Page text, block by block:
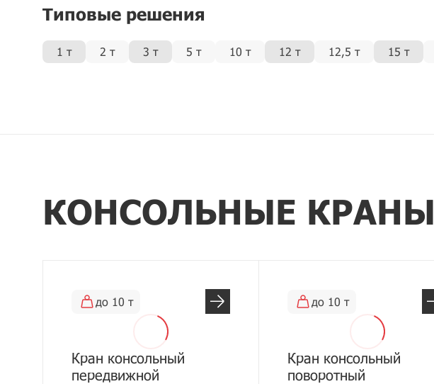
Типовые решения
1 т 2 т 3 т 5 т 10 т 12 т 12,5 т 15 т
КОНСОЛЬНЫЕ КРАНЫ
до 10 т
Кран консольный
передвижной
до 10 т
Кран консольный
поворотный